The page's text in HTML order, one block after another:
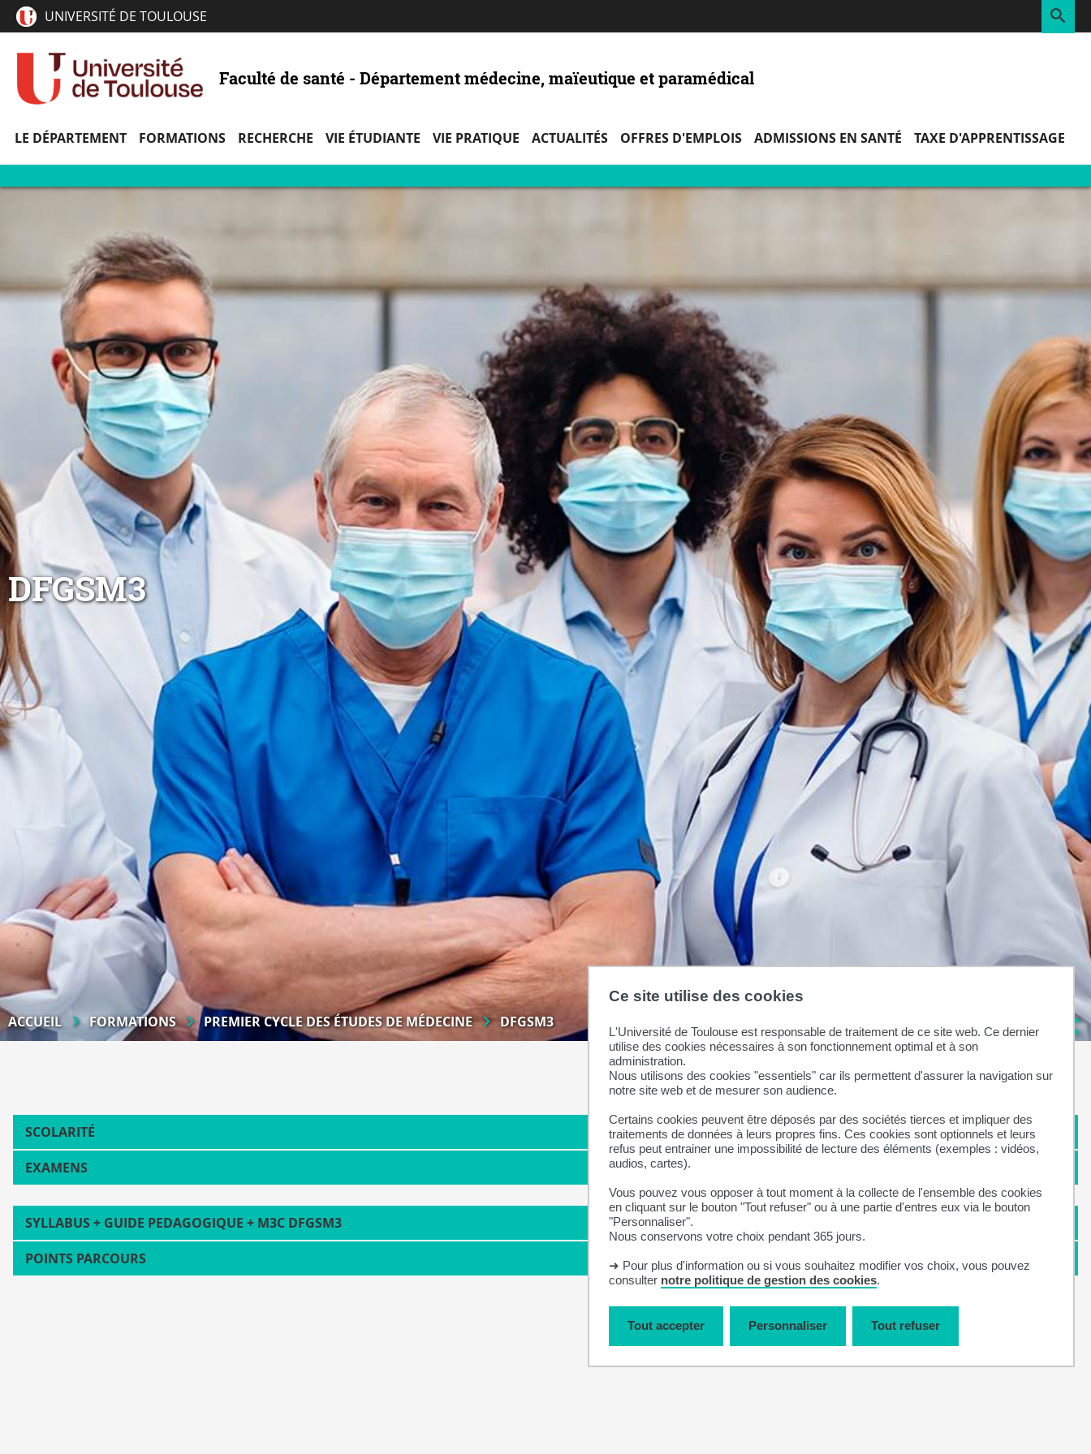
Ce site utilise des cookies
L'Université de Toulouse est responsable de traitement de ce site web. Ce dernier
utilise des cookies nécessaires à son fonctionnement optimal et à son
administration.
Nous utilisons des cookies "essentiels" car ils permettent d'assurer la navigation sur
notre site web et de mesurer son audience.
Certains cookies peuvent être déposés par des sociétés tierces et impliquer des
traitements de données à leurs propres fins. Ces cookies sont optionnels et leurs
refus peut entrainer une impossibilité de lecture des éléments (exemples : vidéos,
audios, cartes).
Vous pouvez vous opposer à tout moment à la collecte de l'ensemble des cookies
en cliquant sur le bouton "Tout refuser" ou à une partie d'entres eux via le bouton
"Personnaliser".
Nous conservons votre choix pendant 365 jours.
➜ Pour plus d'information ou si vous souhaitez modifier vos choix, vous pouvez
consulter notre politique de gestion des cookies.
Tout accepter Tout refuser
Personnaliser
au
directs
UNIVERSITÉ DE TOULOUSE
Faculté de santé - Département médecine, maïeutique et paramédical
LE DÉPARTEMENT FORMATIONS RECHERCHE VIE ÉTUDIANTE VIE PRATIQUE ACTUALITÉS OFFRES D'EMPLOIS ADMISSIONS EN SANTÉ TAXE D'APPRENTISSAGE
DFGSM3
ACCUEIL FORMATIONS PREMIER CYCLE DES ÉTUDES DE MÉDECINE DFGSM3
SCOLARITÉ
EXAMENS
SYLLABUS + GUIDE PEDAGOGIQUE + M3C DFGSM3
POINTS PARCOURS